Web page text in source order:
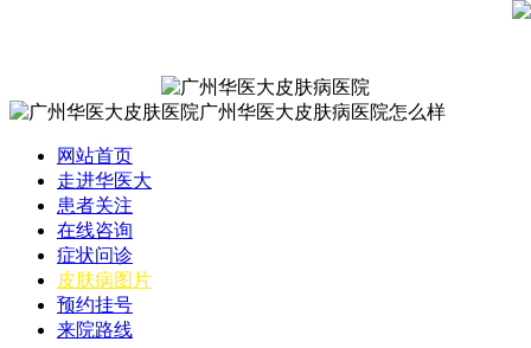
网站首页
走进华医大
患者关注
在线咨询
症状问诊
皮肤病图片
预约挂号
来院路线